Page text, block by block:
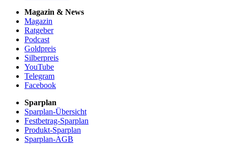
Magazin & News
Magazin
Ratgeber
Podcast
Goldpreis
Silberpreis
YouTube
Telegram
Facebook
Sparplan
Sparplan-Übersicht
Festbetrag-Sparplan
Produkt-Sparplan
Sparplan-AGB